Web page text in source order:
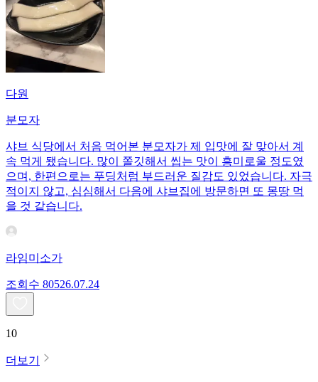
다원
분모자
샤브 식당에서 처음 먹어본 분모자가 제 입맛에 잘 맞아서 계
속 먹게 됐습니다. 많이 쫄깃해서 씹는 맛이 흥미로울 정도였
으며, 한편으로는 푸딩처럼 부드러운 질감도 있었습니다. 자극
적이지 않고, 심심해서 다음에 샤브집에 방문하면 또 몽땅 먹
을 것 같습니다.
라임미소가
조회수 80526.07.24
10
더보기